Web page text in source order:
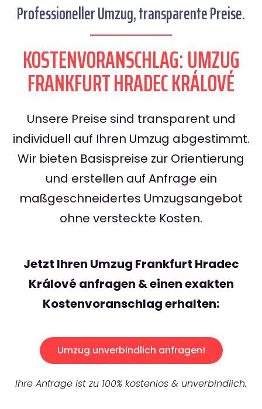
Professioneller Umzug, transparente Preise.
KOSTENVORANSCHLAG: UMZUG
FRANKFURT HRADEC KRÁLOVÉ
Unsere Preise sind transparent und
individuell auf Ihren Umzug abgestimmt.
Wir bieten Basispreise zur Orientierung
und erstellen auf Anfrage ein
maßgeschneidertes Umzugsangebot
ohne versteckte Kosten.
Jetzt Ihren Umzug Frankfurt Hradec
Králové anfragen & einen exakten
Kostenvoranschlag erhalten:
Umzug unverbindlich anfragen!
Ihre Anfrage ist zu 100% kostenlos & unverbindlich.